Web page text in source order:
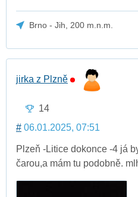
Brno - Jih, 200 m.n.m.
jirka z Plzně
14
# 06.01.2025, 07:51
Plzeň -Litice dokonce -4 já
čarou,a mám tu podobně.